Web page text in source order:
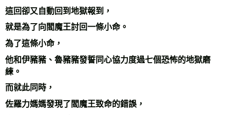
這回卻又自動回到地獄報到，
就是為了向閻魔王討回一條小命。
為了這條小命，
他和伊豬豬、魯豬豬發誓同心協力度過七個恐怖的地獄磨
練。
而就此同時，
佐羅力媽媽發現了閻魔王致命的錯誤，